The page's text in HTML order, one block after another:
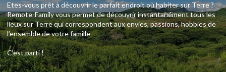
Etes-vous prêt à découvrir le parfait endroit où habiter sur Terre ?
Remote-Family vous permet de découvrir instantanément tous les
lieux sur Terre qui correspondent aux envies, passions, hobbies de
l’ensemble de votre famille
C'est parti !